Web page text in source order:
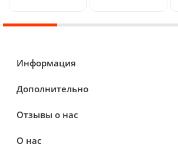
Информация
Дополнительно
Отзывы о нас
О нас